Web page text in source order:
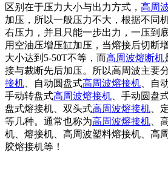
区别在于压力大小与出力方式， 高周
加压，所以一般压力不大，根据不同
右压力，并且只能一步出力，一压到
用空油压增压缸加压，当熔接后切断
大小达到5-50T不等，而高周波熔断机
接与裁断先后加压。所以高周波主要
接机 、自动圆盘式高周波熔接机 、自
手动转盘式高周波熔接机 、手动圆盘
盘式熔接机、双头式高周波熔接机 、
等几种。通常也称为高周波熔接机 、
机、熔接机、高周波塑料熔接机、高
胶熔接机等！